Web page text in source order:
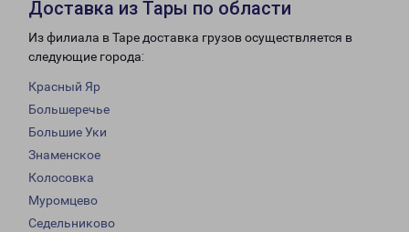
Доставка из Тары по области
Из филиала в Таре доставка грузов осуществляется в
следующие города:
Красный Яр
Большеречье
Большие Уки
Знаменское
Колосовка
Муромцево
Седельниково